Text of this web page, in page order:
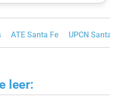
ATE Santa Fe UPCN Santa
leer: